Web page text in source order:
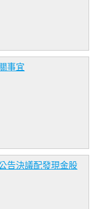
事宜
告決議配發現金股